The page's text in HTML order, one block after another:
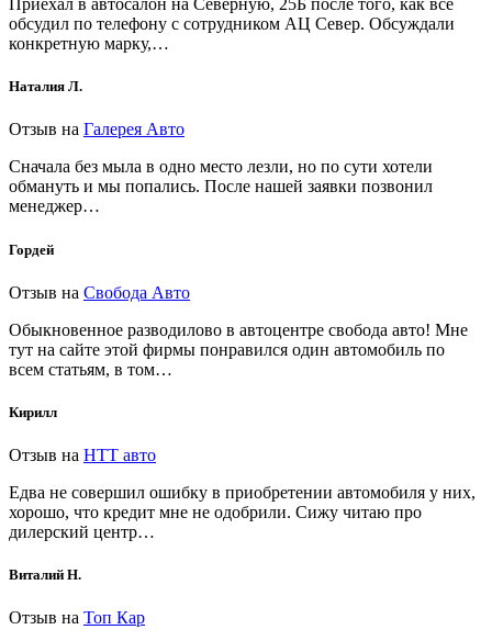
Приехал в автосалон на Северную, 25Б после того, как всё
обсудил по телефону с сотрудником АЦ Север. Обсуждали
конкретную марку,…
Наталия Л.
Отзыв на Галерея Авто
Сначала без мыла в одно место лезли, но по сути хотели
обмануть и мы попались. После нашей заявки позвонил
менеджер…
Гордей
Отзыв на Свобода Авто
Обыкновенное разводилово в автоцентре свобода авто! Мне
тут на сайте этой фирмы понравился один автомобиль по
всем статьям, в том…
Кирилл
Отзыв на НТТ авто
Едва не совершил ошибку в приобретении автомобиля у них,
хорошо, что кредит мне не одобрили. Сижу читаю про
дилерский центр…
Виталий Н.
Отзыв на Топ Кар